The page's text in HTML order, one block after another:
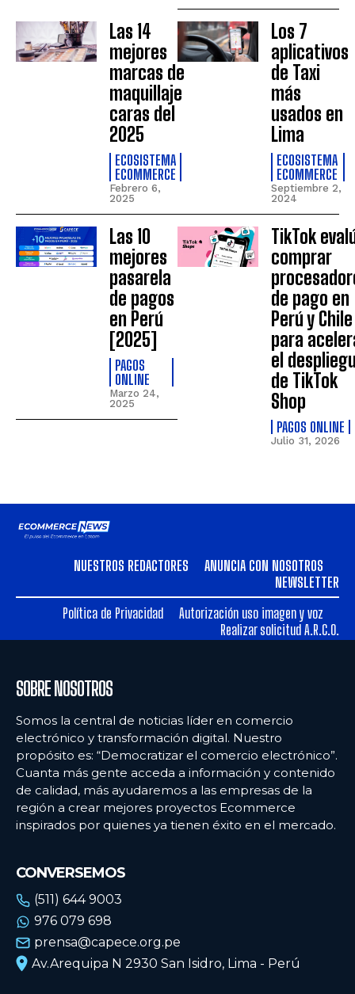
Las 14
mejores
marcas de
maquillaje
caras del
2025
ECOSISTEMA
ECOMMERCE
Febrero 6,
2025
Los 7
aplicativos
de Taxi
más
usados en
Lima
ECOSISTEMA
ECOMMERCE
Septiembre 2,
2024
Las 10
mejores
pasarela
de pagos
en Perú
[2025]
PAGOS
ONLINE
Marzo 24,
2025
TikTok
comprar
de pago en
Perú y Chile
para
el
de TikTok
Shop
PAGOS ONLINE
Julio 31, 2026
NUESTROS REDACTORES
ANUNCIA CON NOSOTROS
NEWSLETTER
Política de Privacidad
Autorización uso imagen y voz
Realizar solicitud A.R.C.O.
SOBRE NOSOTROS
Somos la central de noticias líder en comercio
electrónico y transformación digital. Nuestro
propósito es: “Democratizar el comercio electrónico”.
Cuanta más gente acceda a información y contenido
de calidad, más ayudaremos a las empresas de la
región a crear mejores proyectos Ecommerce
inspirados por quienes ya tienen éxito en el mercado.
CONVERSEMOS
(511) 644 9003
976 079 698
prensa@capece.org.pe
Av.Arequipa N 2930 San Isidro, Lima - Perú